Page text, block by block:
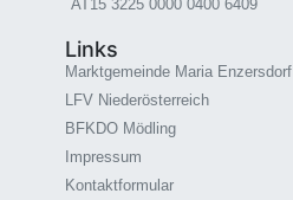
AT15 3225 0000 0400 6409
Links
Marktgemeinde Maria Enzersdorf
LFV Niederösterreich
BFKDO Mödling
Impressum
Kontaktformular